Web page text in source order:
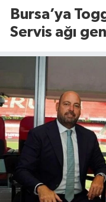
Bursa’ya
Servis ağı